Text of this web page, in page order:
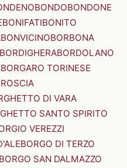
BONDOBONDONE
BONIFATIBONITO
BONVICINOBORBONA
BORDIGHERABORDOLANO
BORGARO TORINESE
DI VARA
SANTO SPIRITO
VEREZZI
BORGO DI TERZO
BORGO SAN DALMAZZO